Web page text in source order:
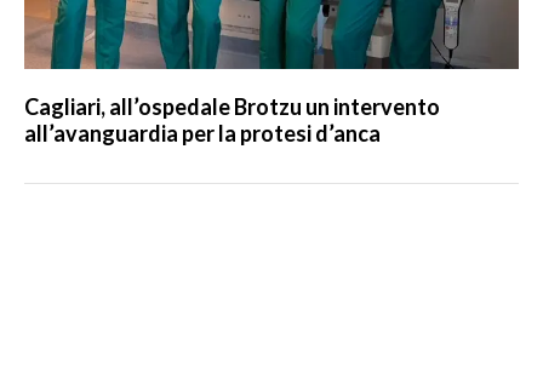
Cagliari, all’ospedale Brotzu un intervento
all’avanguardia per la protesi d’anca